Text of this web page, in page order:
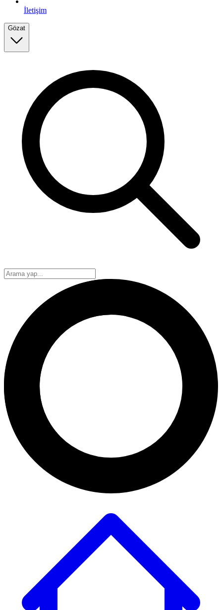
İletişim
Gözat